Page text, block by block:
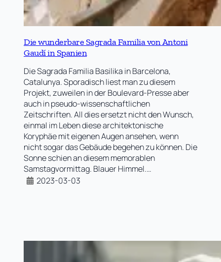
Die wunderbare Sagrada Familia von Antoni
Gaudí in Spanien
Die Sagrada Familia Basilika in Barcelona,
Catalunya. Sporadisch liest man zu diesem
Projekt, zuweilen in der Boulevard-Presse aber
auch in pseudo-wissenschaftlichen
Zeitschriften. All dies ersetzt nicht den Wunsch,
einmal im Leben diese architektonische
Koryphäe mit eigenen Augen ansehen, wenn
nicht sogar das Gebäude begehen zu können. Die
Sonne schien an diesem memorablen
Samstagvormittag. Blauer Himmel.…
2023-03-03